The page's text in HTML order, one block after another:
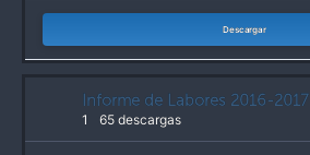
Descargar
Informe de Labores 2016-2017
1 65 descargas